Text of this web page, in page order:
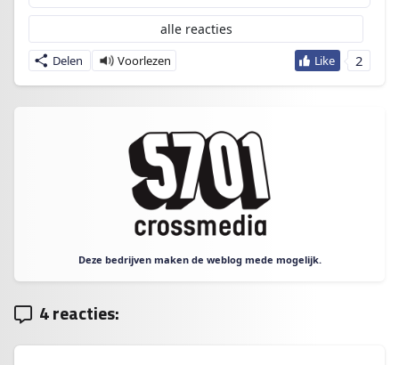
2
Delen
alle reacties
Deze bedrijven maken de weblog mede mogelijk.
4 reacties: